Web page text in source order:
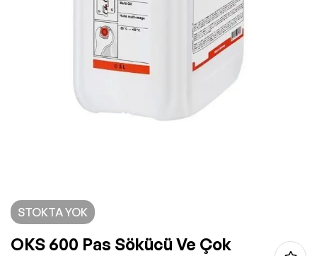
STOKTA YOK
OKS 600 Pas Sökücü Ve Çok